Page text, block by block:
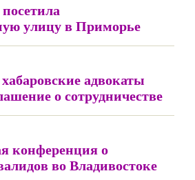
улицу в Приморье
адвокаты
о сотрудничестве
конференция о
во Владивостоке